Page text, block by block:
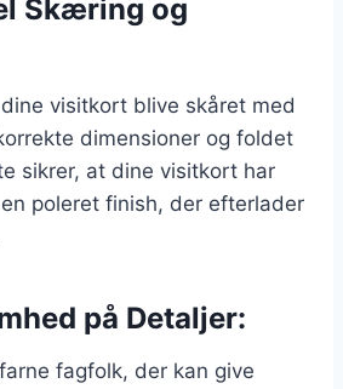
Skæring og
visitkort blive skåret med
dimensioner og foldet
sikrer, at dine visitkort har
poleret finish, der efterlader
på Detaljer:
fagfolk, der kan give